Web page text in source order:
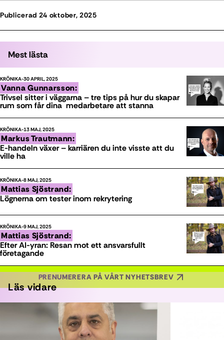
Publicerad 24 oktober, 2025
Mest lästa
KRÖNIKA 30 APRIL, 2025
Vanna Gunnarsson:
Trivsel sitter i väggarna – tre tips på hur du skapar
rum som får dina medarbetare att stanna
KRÖNIKA 13 MAJ, 2025
Markus Trautmann:
E-handeln växer – karriären du inte visste att du
ville ha
KRÖNIKA 8 MAJ, 2025
Mattias Sjöstrand:
Lögnerna om tester inom rekrytering
KRÖNIKA 9 MAJ, 2025
Mattias Sjöstrand:
Efter AI-yran: Resan mot ett ansvarsfullt
företagande
PRENUMERERA PÅ VÅRT NYHETSBREV
Läs vidare